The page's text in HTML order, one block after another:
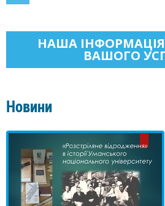
НАША
ВАШОГО
Новини